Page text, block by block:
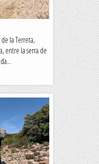
la Terreta,
entre la serra de